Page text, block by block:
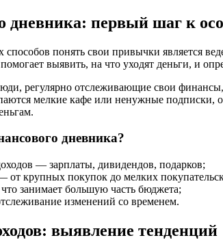
дневника: первый шаг к
понять свои привычки является
выявить, на что уходят деньги, и
регулярно отслеживающие свои
мелкие кафе или ненужные
дневника?
— зарплаты, дивидендов, подарков;
от крупных покупок до мелких
занимает большую часть бюджета;
изменений со временем.
выявление тенденций